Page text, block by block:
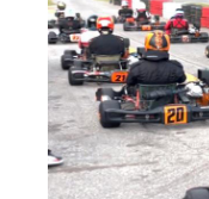
El
único
DIARIO